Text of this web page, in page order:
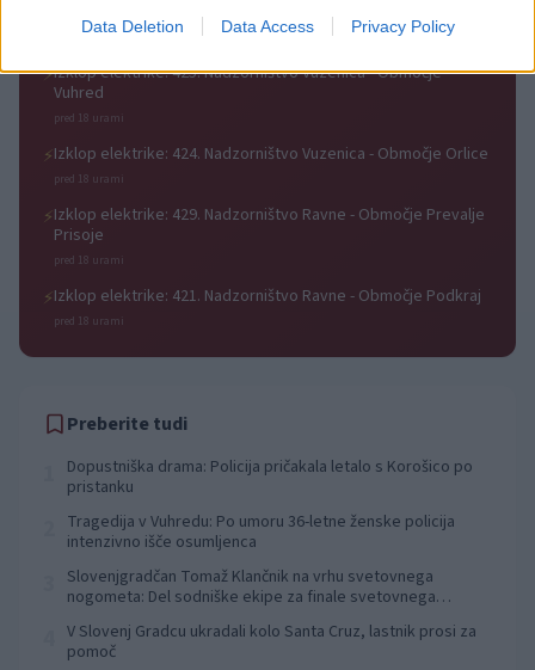
Data Deletion Data Access Privacy Policy
pred 18 urami
⚡Izklop elektrike: 425. Nadzorništvo Vuzenica - Območje
Vuhred
pred 18 urami
⚡Izklop elektrike: 424. Nadzorništvo Vuzenica - Območje Orlice
pred 18 urami
⚡Izklop elektrike: 429. Nadzorništvo Ravne - Območje Prevalje
Prisoje
pred 18 urami
⚡Izklop elektrike: 421. Nadzorništvo Ravne - Območje Podkraj
pred 18 urami
Preberite tudi
Dopustniška drama: Policija pričakala letalo s Korošico po
pristanku
Tragedija v Vuhredu: Po umoru 36-letne ženske policija
intenzivno išče osumljenca
Slovenjgradčan Tomaž Klančnik na vrhu svetovnega
nogometa: Del sodniške ekipe za finale svetovnega
V Slovenj Gradcu ukradali kolo Santa Cruz, lastnik prosi za
pomoč